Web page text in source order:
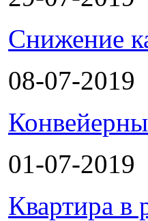
Снижение
08-07-2019
01-07-2019
Квартира в